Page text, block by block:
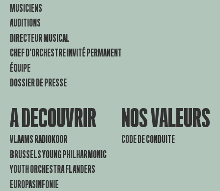
MUSICIENS
AUDITIONS
DIRECTEUR MUSICAL
CHEF D’ORCHESTRE INVITÉ PERMANENT
ÉQUIPE
DOSSIER DE PRESSE
A DECOUVRIR
VLAAMS RADIOKOOR
BRUSSELS YOUNG PHILHARMONIC
YOUTH ORCHESTRA FLANDERS
EUROPASINFONIE
NOS VALEURS
CODE DE CONDUITE